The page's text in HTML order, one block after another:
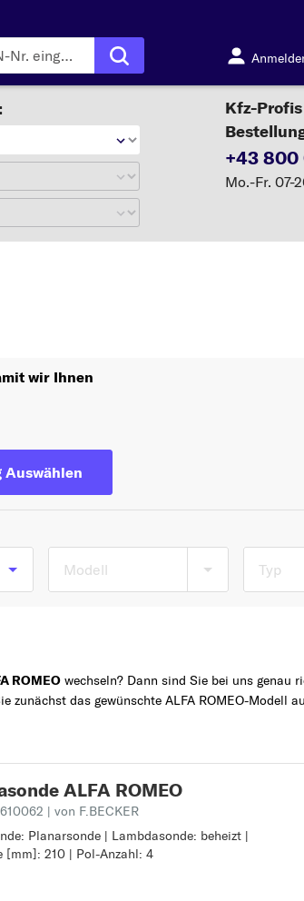
Kfz-
+43
Mo.-Fr. 07-
wir Ihnen
Auswählen
Modell Typ
ROMEO wechseln? Dann sind Sie bei uns genau
zunächst das gewünschte ALFA ROMEO-Modell
ALFA ROMEO
| von F.BECKER
Planarsonde | Lambdasonde: beheizt |
[mm]: 210 | Pol-Anzahl: 4
Planarsonde
beheizt